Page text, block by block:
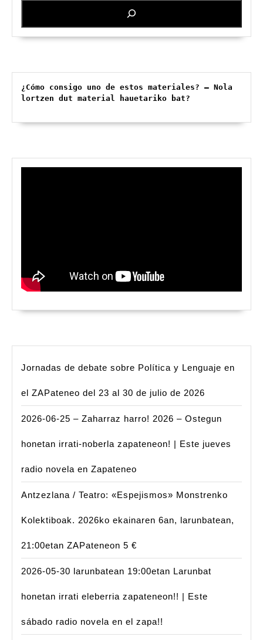
¿Cómo consigo uno de estos materiales? – Nola
lortzen dut material hauetariko bat?
Jornadas de debate sobre Política y Lenguaje en
el ZAPateneo del 23 al 30 de julio de 2026
2026-06-25 – Zaharraz harro! 2026 – Ostegun
honetan irrati-noberla zapateneon! | Este jueves
radio novela en Zapateneo
Antzezlana / Teatro: «Espejismos» Monstrenko
Kolektiboak. 2026ko ekainaren 6an, larunbatean,
21:00etan ZAPateneon 5 €
2026-05-30 larunbatean 19:00etan Larunbat
honetan irrati eleberria zapateneon!! | Este
sábado radio novela en el zapa!!